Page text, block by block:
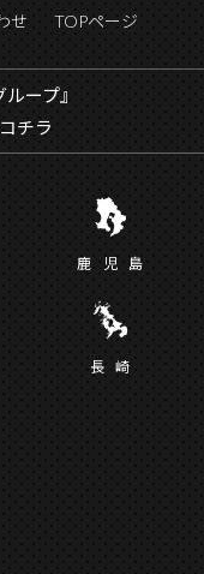
せ TOPページ
ープ』
チラ
鹿児 島
長崎